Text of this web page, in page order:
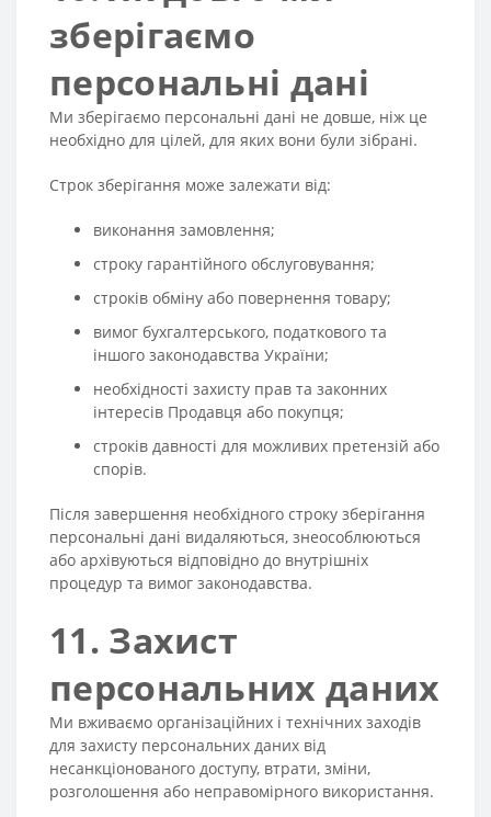
зберігаємо
персональні дані
Ми зберігаємо персональні дані не довше, ніж це
необхідно для цілей, для яких вони були зібрані.
Строк зберігання може залежати від:
виконання замовлення;
строку гарантійного обслуговування;
строків обміну або повернення товару;
вимог бухгалтерського, податкового та
іншого законодавства України;
необхідності захисту прав та законних
інтересів Продавця або покупця;
строків давності для можливих претензій або
спорів.
Після завершення необхідного строку зберігання
персональні дані видаляються, знеособлюються
або архівуються відповідно до внутрішніх
процедур та вимог законодавства.
11. Захист
персональних даних
Ми вживаємо організаційних і технічних заходів
для захисту персональних даних від
несанкціонованого доступу, втрати, зміни,
розголошення або неправомірного використання.